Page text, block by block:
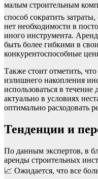
малым строительным
способ сократить
нет необходимости в
иного инструмента.
быть более гибкими в
конкурентоспособные
Также стоит отметить,
излишнего накопления
использоваться в
актуально в условиях
оптимально расходовать
Тенденции и
По данным экспертов, в
аренды строительных
📈 Ожидается, что все